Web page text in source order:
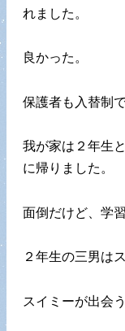
れました。
良かった。
保護者も入替制
我が家は２年生
に帰りました。
面倒だけど、学
２年生の三男は
スイミーが出会